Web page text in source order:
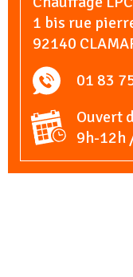
1 bis rue
92140
01 83
Ouvert
9h-12h